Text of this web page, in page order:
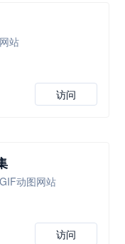
站
访问
动图网站
访问